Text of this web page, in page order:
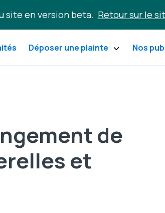
site en version beta. Retour sur le
Déposer une plainte Nos
de
et